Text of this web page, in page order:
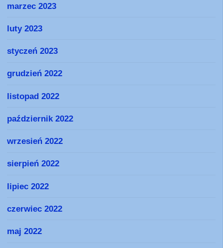
marzec 2023
luty 2023
styczeń 2023
grudzień 2022
listopad 2022
październik 2022
wrzesień 2022
sierpień 2022
lipiec 2022
czerwiec 2022
maj 2022